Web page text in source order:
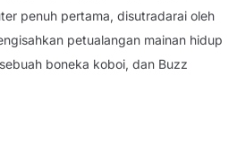
penuh pertama, disutradarai oleh
petualangan mainan hidup
boneka koboi, dan Buzz